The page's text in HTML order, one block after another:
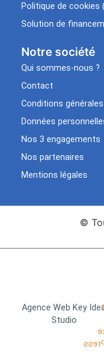
Politique de cookies
Solution de
Notre société
Qui sommes-nous ?
Contact
Conditions
Données
Nos 3 engagements
Nos partenaires
Mentions légales
©
Agence Web Key
Studio